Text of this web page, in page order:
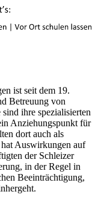
ist seit dem 19.
Betreuung von
ihre spezialisierten
Anziehungspunkt für
dort auch als
Auswirkungen auf
der Schleizer
in der Regel in
Beeinträchtigung,